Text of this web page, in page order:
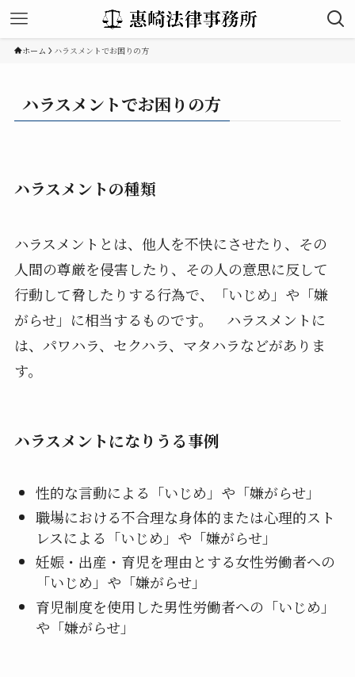
ホーム ハラスメントでお困りの方
ハラスメントでお困りの方
ハラスメントの種類
ハラスメントとは、他人を不快にさせたり、その
人間の尊厳を侵害したり、その人の意思に反して
行動して脅したりする行為で、「いじめ」や「嫌
がらせ」に相当するものです。 ハラスメントに
は、パワハラ、セクハラ、マタハラなどがありま
す。
ハラスメントになりうる事例
性的な言動による「いじめ」や「嫌がらせ」
職場における不合理な身体的または心理的スト
レスによる「いじめ」や「嫌がらせ」
妊娠・出産・育児を理由とする女性労働者への
「いじめ」や「嫌がらせ」
育児制度を使用した男性労働者への「いじめ」
や「嫌がらせ」